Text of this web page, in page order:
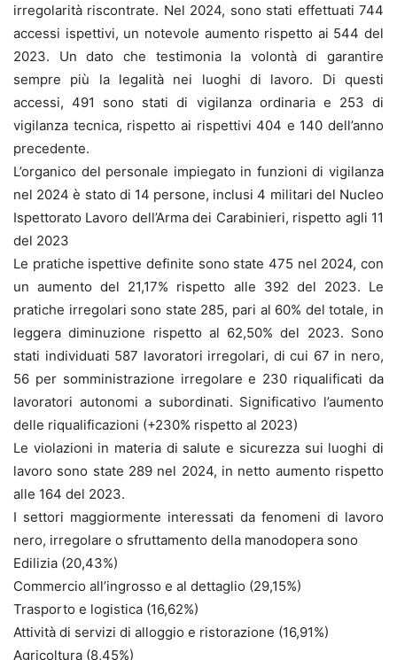
irregolarità riscontrate. Nel 2024, sono stati effettuati 744
accessi ispettivi, un notevole aumento rispetto ai 544 del
2023. Un dato che testimonia la volontà di garantire
sempre più la legalità nei luoghi di lavoro. Di questi
accessi, 491 sono stati di vigilanza ordinaria e 253 di
vigilanza tecnica, rispetto ai rispettivi 404 e 140 dell’anno
precedente.
L’organico del personale impiegato in funzioni di vigilanza
nel 2024 è stato di 14 persone, inclusi 4 militari del Nucleo
Ispettorato Lavoro dell’Arma dei Carabinieri, rispetto agli 11
del 2023
Le pratiche ispettive definite sono state 475 nel 2024, con
un aumento del 21,17% rispetto alle 392 del 2023. Le
pratiche irregolari sono state 285, pari al 60% del totale, in
leggera diminuzione rispetto al 62,50% del 2023. Sono
stati individuati 587 lavoratori irregolari, di cui 67 in nero,
56 per somministrazione irregolare e 230 riqualificati da
lavoratori autonomi a subordinati. Significativo l’aumento
delle riqualificazioni (+230% rispetto al 2023)
Le violazioni in materia di salute e sicurezza sui luoghi di
lavoro sono state 289 nel 2024, in netto aumento rispetto
alle 164 del 2023.
I settori maggiormente interessati da fenomeni di lavoro
nero, irregolare o sfruttamento della manodopera sono
Edilizia (20,43%)
Commercio all’ingrosso e al dettaglio (29,15%)
Trasporto e logistica (16,62%)
Attività di servizi di alloggio e ristorazione (16,91%)
Agricoltura (8,45%)